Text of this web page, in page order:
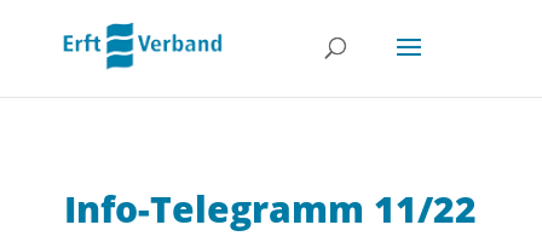
Info-Telegramm 11/22